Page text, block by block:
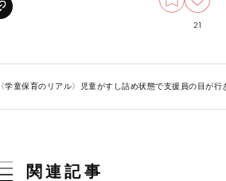
21
〈学童保育のリアル〉児童がすし詰め状態で支援員の目が
関連記事